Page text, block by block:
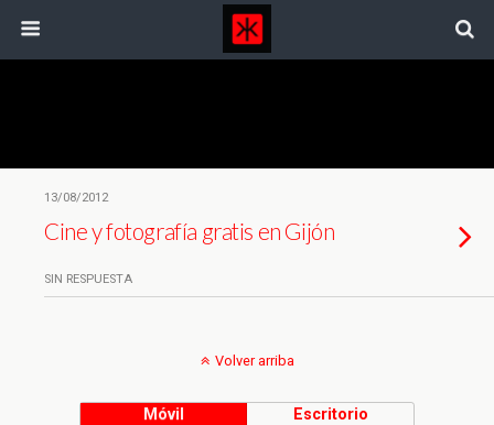
13/08/2012
Cine y fotografía gratis en Gijón
SIN RESPUESTA
Volver arriba
Móvil Escritorio